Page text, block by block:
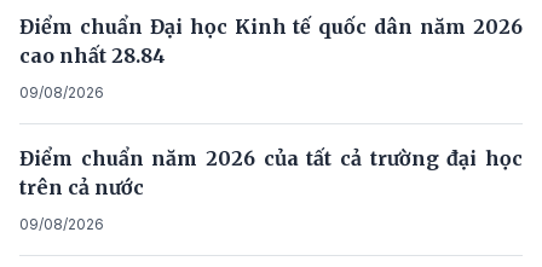
Điểm chuẩn Đại học Kinh tế quốc dân năm 2026
cao nhất 28.84
09/08/2026
Điểm chuẩn năm 2026 của tất cả trường đại học
trên cả nước
09/08/2026